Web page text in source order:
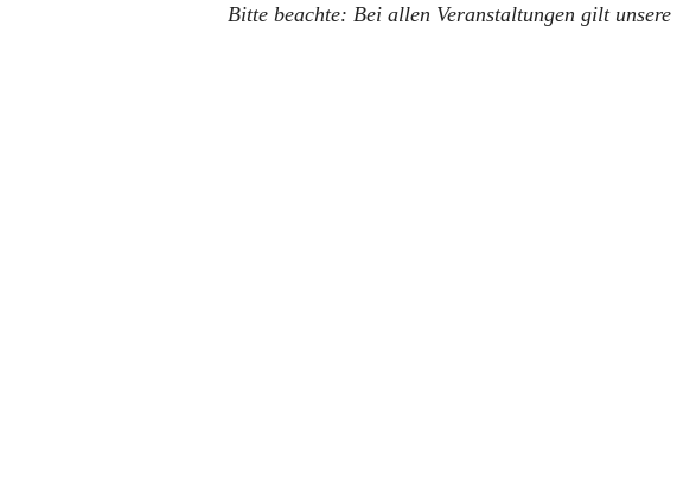
Bitte beachte: Bei allen Veranstaltungen gilt unsere